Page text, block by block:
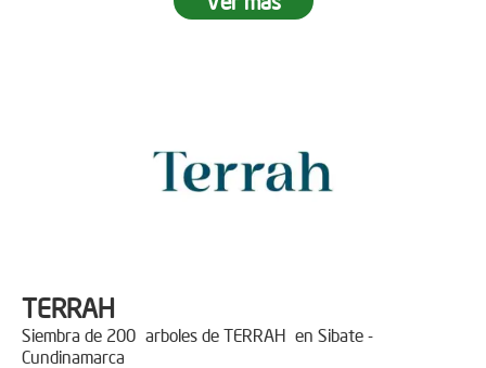
TERRAH
Siembra de 200 arboles de TERRAH en Sibate -
Cundinamarca